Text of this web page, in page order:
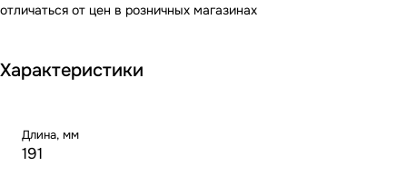
отличаться от цен в розничных магазинах
Характеристики
Длина, мм
191